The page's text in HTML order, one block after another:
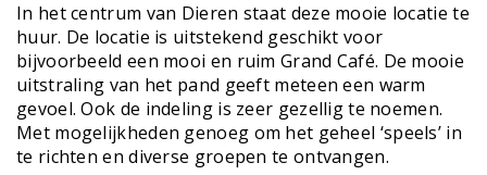
In het centrum van Dieren staat deze mooie locatie te
huur. De locatie is uitstekend geschikt voor
bijvoorbeeld een mooi en ruim Grand Café. De mooie
uitstraling van het pand geeft meteen een warm
gevoel. Ook de indeling is zeer gezellig te noemen.
Met mogelijkheden genoeg om het geheel ‘speels’ in
te richten en diverse groepen te ontvangen.